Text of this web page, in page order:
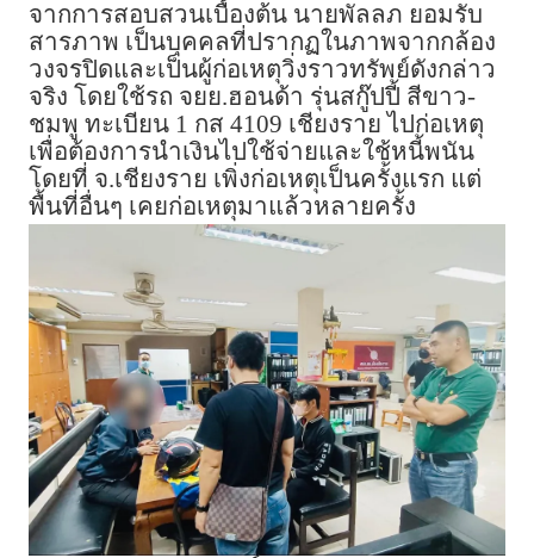
จากการสอบสวนเบื้องต้น นายพัลลภ ยอมรับ
สารภาพ เป็นบุคคลที่ปรากฏในภาพจากกล้อง
วงจรปิดและเป็นผู้ก่อเหตุวิ่งราวทรัพย์ดังกล่าว
จริง โดยใช้รถ จยย.ฮอนด้า รุ่นสกู๊ปปี้ สีขาว-
ชมพู ทะเบียน 1 กส 4109 เชียงราย ไปก่อเหตุ
เพื่อต้องการนำเงินไปใช้จ่ายและใช้หนี้พนัน
โดยที่ จ.เชียงราย เพิ่งก่อเหตุเป็นครั้งแรก แต่
พื้นที่อื่นๆ เคยก่อเหตุมาแล้วหลายครั้ง